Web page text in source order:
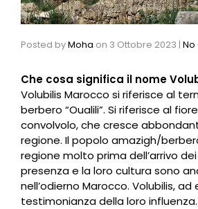
Posted byMoha on 3 Ottobre 2023 | No
Che cosa significa il nome
Volubilis Marocco si riferisce al
berbero “Oualili”. Si riferisce al
convolvolo, che cresce
regione. Il popolo amazigh/
regione molto prima dell’arrivo dei
presenza e la loro cultura sono
nell’odierno Marocco. Volubilis,
testimonianza della loro influenza.